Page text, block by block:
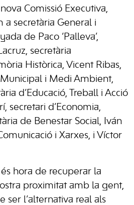
Comissió Executiva,
a secretària General i
de Paco ‘Palleva’,
secretària
Històrica, Vicent Ribas,
i Medi Ambient,
d’Educació, Treball i Acció
secretari d’Economia,
de Benestar Social, Iván
i Xarxes, i Víctor
hora de recuperar la
proximitat amb la gent,
ser l’alternativa real als